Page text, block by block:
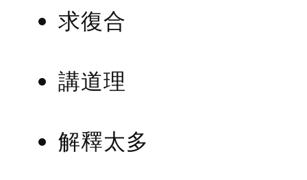
求復合
講道理
解釋太多